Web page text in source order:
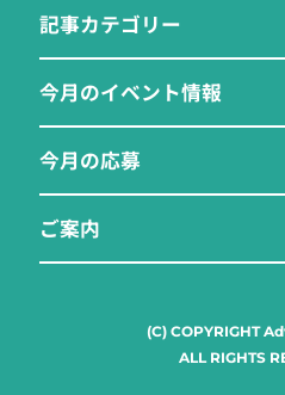
記事カテゴリー
今月のイベント情報
今月の応募
ご案内
(C) COPYRIGHT
ALL RIGHTS